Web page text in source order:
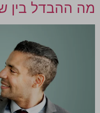
מה ההבדל בין